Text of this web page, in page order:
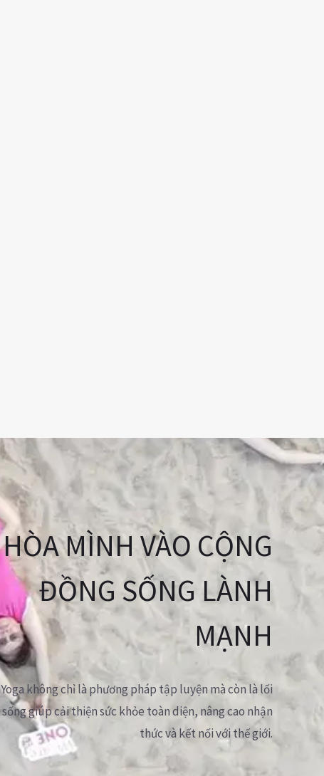
HÒA MÌNH VÀO CỘNG
ĐỒNG SỐNG LÀNH
MẠNH
Yoga không chỉ là phương pháp tập luyện mà còn là lối
sống giúp cải thiện sức khỏe toàn diện, nâng cao nhận
thức và kết nối với thế giới.